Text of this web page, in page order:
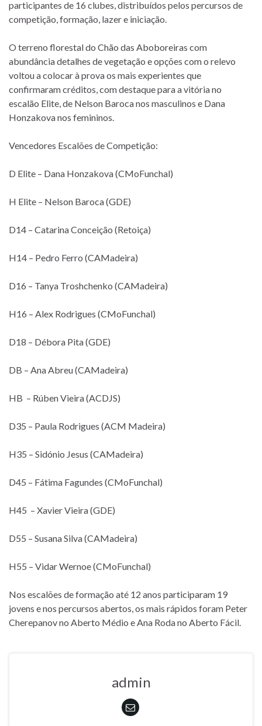
participantes de 16 clubes, distribuídos pelos percursos de
competição, formação, lazer e iniciação.
O terreno florestal do Chão das Aboboreiras com
abundância detalhes de vegetação e opções com o relevo
voltou a colocar à prova os mais experientes que
confirmaram créditos, com destaque para a vitória no
escalão Elite, de Nelson Baroca nos masculinos e Dana
Honzakova nos femininos.
Vencedores Escalões de Competição:
D Elite – Dana Honzakova (CMoFunchal)
H Elite – Nelson Baroca (GDE)
D14 – Catarina Conceição (Retoiça)
H14 – Pedro Ferro (CAMadeira)
D16 – Tanya Troshchenko (CAMadeira)
H16 – Alex Rodrigues (CMoFunchal)
D18 – Débora Pita (GDE)
DB – Ana Abreu (CAMadeira)
HB – Rúben Vieira (ACDJS)
D35 – Paula Rodrigues (ACM Madeira)
H35 – Sidónio Jesus (CAMadeira)
D45 – Fátima Fagundes (CMoFunchal)
H45 – Xavier Vieira (GDE)
D55 – Susana Silva (CAMadeira)
H55 – Vidar Wernoe (CMoFunchal)
Nos escalões de formação até 12 anos participaram 19
jovens e nos percursos abertos, os mais rápidos foram Peter
Cherepanov no Aberto Médio e Ana Roda no Aberto Fácil.
admin